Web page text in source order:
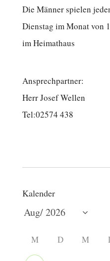
Die Männer spielen
Dienstag im Monat von
im Heimathaus
Ansprechpartner:
Herr Josef Wellen
Tel:02574 438
Kalender
M D M